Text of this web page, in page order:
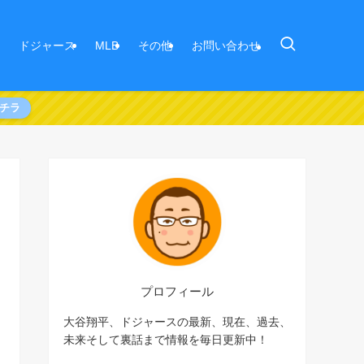
ドジャース MLB その他 お問い合わせ
ラ
プロフィール
大谷翔平、ドジャースの最新、現在、過去、
未来そして裏話まで情報を毎日更新中！